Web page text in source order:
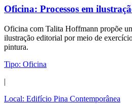
Oficina: Processos em
Oficina com Talita Hoffmann propõe
ilustração editorial por meio de
pintura.
Tipo: Oficina
|
Local: Edifício Pina Contemporânea